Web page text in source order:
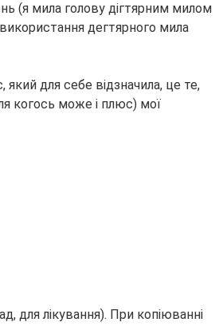
(я мила голову дігтярним милом
дегтярного мила
для себе відзначила, це те,
когось може і плюс) мої
для лікування). При копіюванні